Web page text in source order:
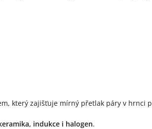
který zajišťuje mírný přetlak páry v hrnci
indukce i halogen.